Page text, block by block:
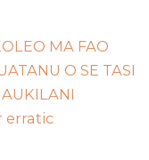
MA FAO
O SE TASI
erratic